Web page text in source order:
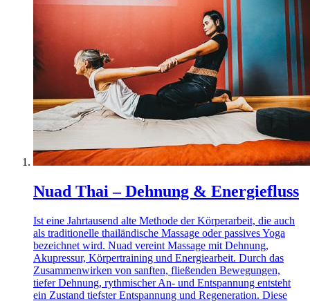
Nuad Thai – Dehnung & Energiefluss
Ist eine Jahrtausend alte Methode der Körperarbeit, die auch
als traditionelle thailändische Massage oder passives Yoga
bezeichnet wird. Nuad vereint Massage mit Dehnung,
Akupressur, Körpertraining und Energiearbeit. Durch das
Zusammenwirken von sanften, fließenden Bewegungen,
tiefer Dehnung, rythmischer An- und Entspannung entsteht
ein Zustand tiefster Entspannung und Regeneration. Diese